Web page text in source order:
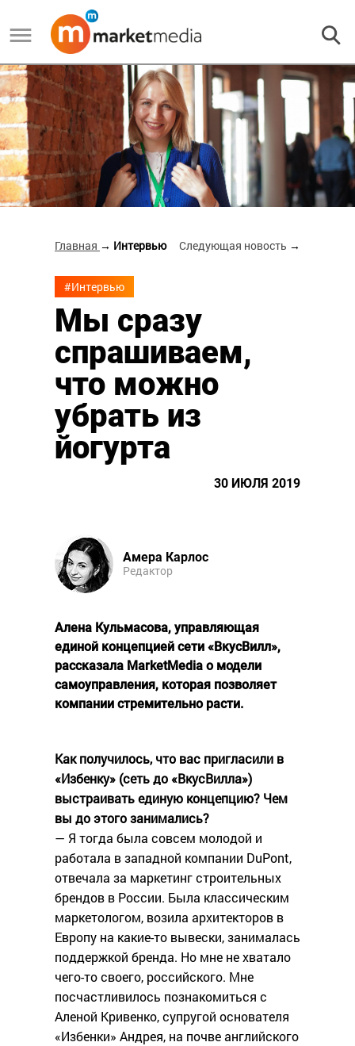
Главная → Интервью Следующая новость →
#Интервью
Мы сразу
спрашиваем,
что можно
убрать из
йогурта
30 ИЮЛЯ 2019
Амера Карлос
Редактор
Алена Кульмасова, управляющая
единой концепцией сети «ВкусВилл»,
рассказала MarketMedia о модели
самоуправления, которая позволяет
компании стремительно расти.
Как получилось, что вас пригласили в
«Избенку» (сеть до «ВкусВилла»)
выстраивать единую концепцию? Чем
вы до этого занимались?
— Я тогда была совсем молодой и
работала в западной компании DuPont,
отвечала за маркетинг строительных
брендов в России. Была классическим
маркетологом, возила архитекторов в
Европу на какие-то вывески, занималась
поддержкой бренда. Но мне не хватало
чего-то своего, российского. Мне
посчастливилось познакомиться с
Аленой Кривенко, супругой основателя
«Избенки» Андрея, на почве английского